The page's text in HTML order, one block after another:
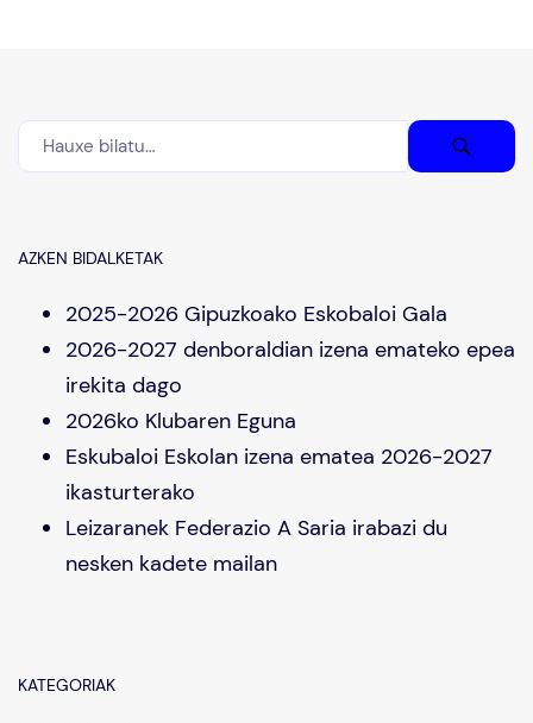
AZKEN BIDALKETAK
2025-2026 Gipuzkoako Eskobaloi Gala
2026-2027 denboraldian izena emateko epea
irekita dago
2026ko Klubaren Eguna
Eskubaloi Eskolan izena ematea 2026-2027
ikasturterako
Leizaranek Federazio A Saria irabazi du
nesken kadete mailan
KATEGORIAK